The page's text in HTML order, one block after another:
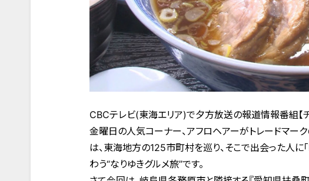
CBCテレビ(東海エリア)で夕方放送の報道情報番組【チャ
金曜日の人気コーナー、アフロヘアーがトレードマーク
は、東海地方の125市町村を巡り、そこで出会った人に
わう“なりゆきグルメ旅”です。